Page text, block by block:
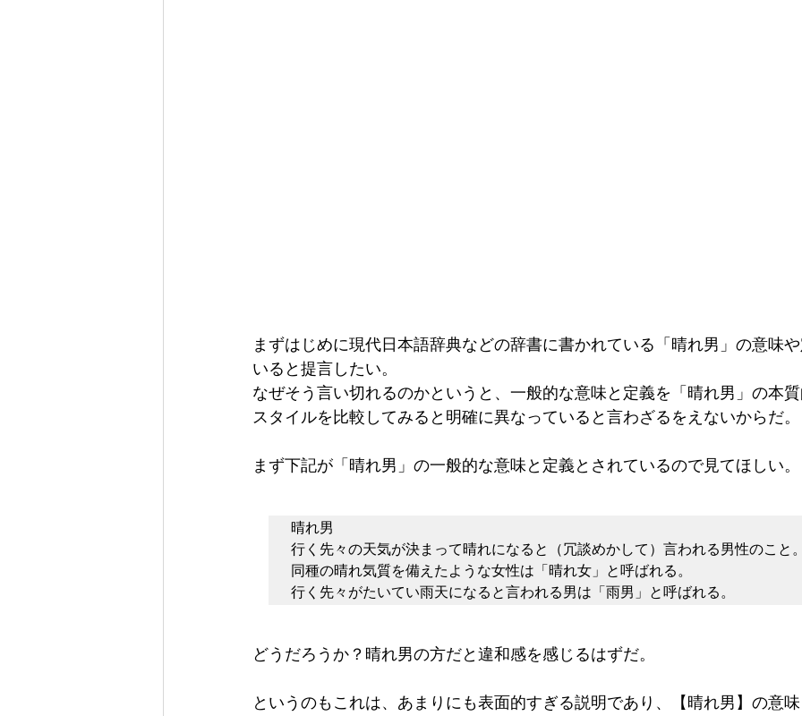
まずはじめに現代日本語辞典などの辞書に書かれている「晴れ男」の意味
いると提言したい。
なぜそう言い切れるのかというと、一般的な意味と定義を「晴れ男」の本
スタイルを比較してみると明確に異なっていると言わざるをえないからだ。
まず下記が「晴れ男」の一般的な意味と定義とされているので見てほしい。
晴れ男
行く先々の天気が決まって晴れになると（冗談めかして）言われる男性のこと。
同種の晴れ気質を備えたような女性は「晴れ女」と呼ばれる。
行く先々がたいてい雨天になると言われる男は「雨男」と呼ばれる。
どうだろうか？晴れ男の方だと違和感を感じるはずだ。
というのもこれは、あまりにも表面的すぎる説明であり、【晴れ男】の意